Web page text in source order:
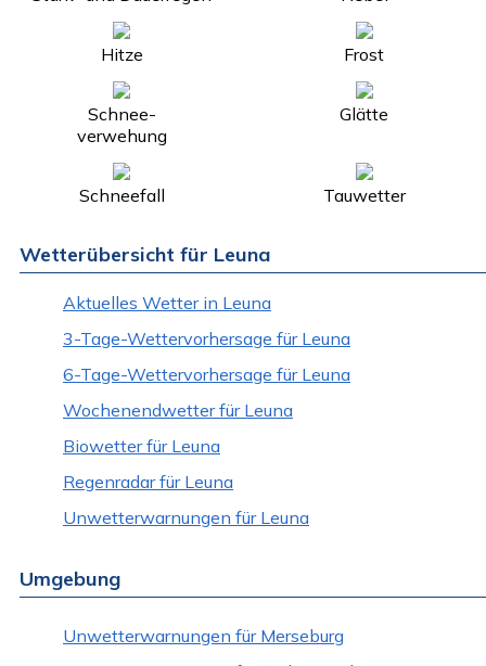
Hitze Frost
Schnee-
verwehung
Glätte
Schneefall Tauwetter
Wetterübersicht für Leuna
Aktuelles Wetter in Leuna
3-Tage-Wettervorhersage für Leuna
6-Tage-Wettervorhersage für Leuna
Wochenendwetter für Leuna
Biowetter für Leuna
Regenradar für Leuna
Unwetterwarnungen für Leuna
Umgebung
Unwetterwarnungen für Merseburg